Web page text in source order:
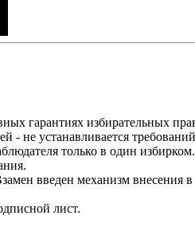
гарантиях избирательных
не устанавливается
только в один избирком.
введен механизм внесения
лист.